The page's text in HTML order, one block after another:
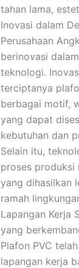
tahan lama,
Inovasi dalam
Perusahaan
berinovasi
teknologi.
terciptanya
berbagai motif,
yang dapat
kebutuhan dan
Selain itu,
proses produksi
yang dihasilkan
ramah
Lapangan Kerja
yang
Plafon PVC
lapangan kerja